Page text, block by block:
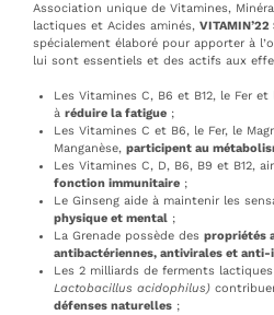
Association unique de Vitamines,
lactiques et Acides aminés, VITAMIN’22
spécialement élaboré pour apporter à
lui sont essentiels et des actifs aux
Les Vitamines C, B6 et B12, le Fer
àréduire la fatigue ;
Les Vitamines C et B6, le Fer, le
Manganèse,participent au
Les Vitamines C, D, B6, B9 et B12,
fonction immunitaire ;
Le Ginseng aide à maintenir les
physique et mental ;
La Grenade possède despropriétés
antibactériennes, antivirales et
Les 2 milliards de ferments
Lactobacillus acidophilus)
défenses naturelles ;